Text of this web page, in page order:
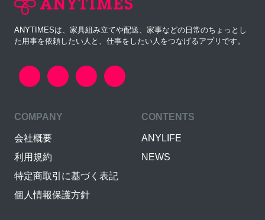
ANYTIMESは、家具組み立てや配送、家事などの日常のちょっとし
た用事を依頼したい人と、仕事をしたい人をつなげるアプリです。
COMPANY
会社概要
利用規約
特定商取引に基づく表記
個人情報保護方針
CONTENTS
ANYLIFE
NEWS